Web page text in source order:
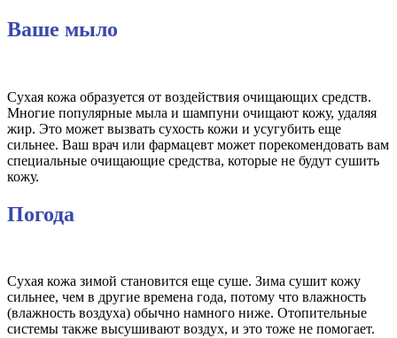
Ваше мыло
Сухая кожа образуется от воздействия очищающих средств.
Многие популярные мыла и шампуни очищают кожу, удаляя
жир. Это может вызвать сухость кожи и усугубить еще
сильнее. Ваш врач или фармацевт может порекомендовать вам
специальные очищающие средства, которые не будут сушить
кожу.
Погода
Сухая кожа зимой становится еще суше. Зима сушит кожу
сильнее, чем в другие времена года, потому что влажность
(влажность воздуха) обычно намного ниже. Отопительные
системы также высушивают воздух, и это тоже не помогает.